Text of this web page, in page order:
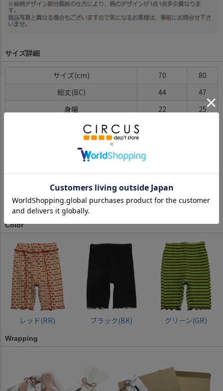
サイズ詳細
サイズ(cm) 70
80
総丈(BC)
44
47
身幅
22
25
※BCはバックセンター（首から裾までの後中心）です。
※SNPはサイドネックポイント（肩から裾までの直線で計測した長
サイズ詳細について
Color
レッド(RR) ブラック(BK) グリーン(GR)
Wrapping